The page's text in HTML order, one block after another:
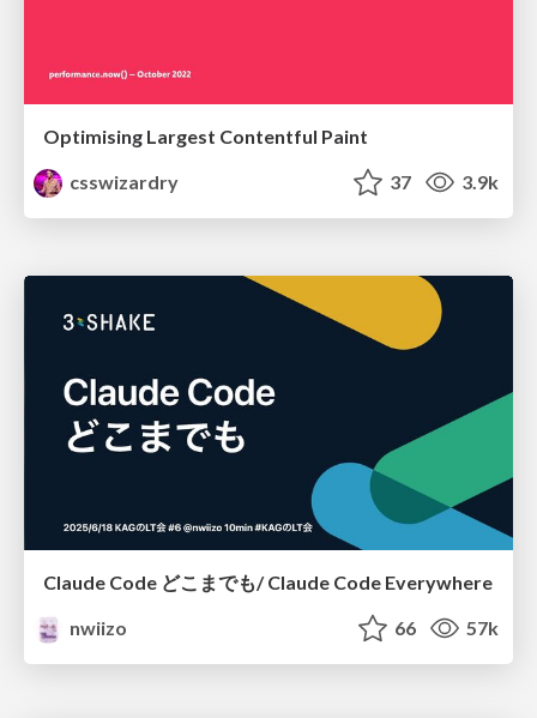
Optimising Largest Contentful Paint
csswizardry
37 3.9k
Claude Code どこまでも/ Claude Code Everywhere
nwiizo
66 57k